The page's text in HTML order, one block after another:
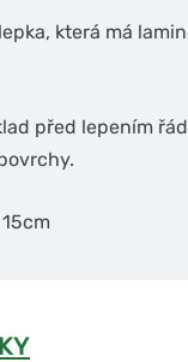
která má
před lepením